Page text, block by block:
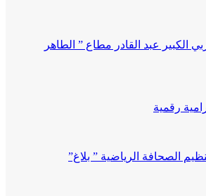
الكبير عبد القادر مطاع ” الطاهر
رقمية
الصحافة الرياضية ” بلاغ”